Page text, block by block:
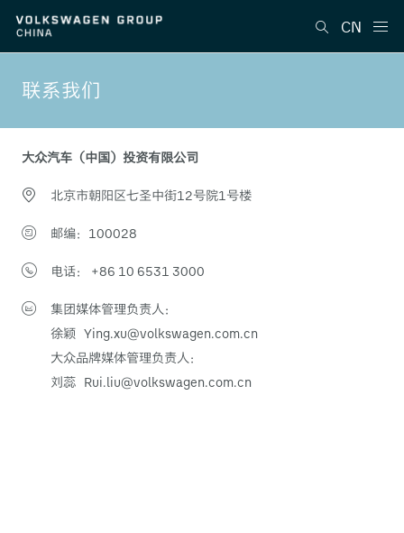
CN
联系我们
大众汽车（中国）投资有限公司
北京市朝阳区七圣中街12号院1号楼
邮编：100028
电话： +86 10 6531 3000
集团媒体管理负责人：
徐颖 Ying.xu@volkswagen.com.cn
大众品牌媒体管理负责人：
刘蕊 Rui.liu@volkswagen.com.cn